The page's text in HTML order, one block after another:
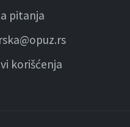
pitanja
korišćenja